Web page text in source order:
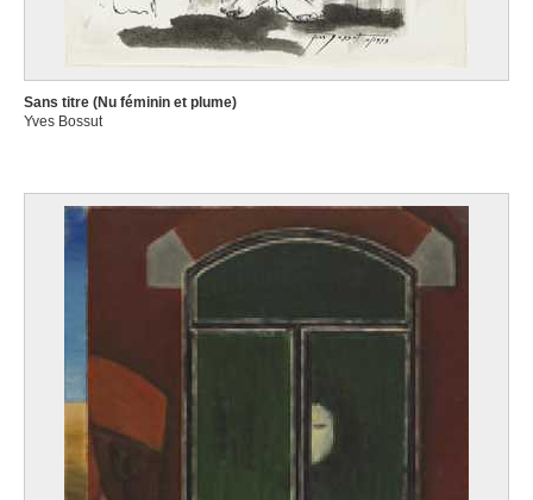
Sans titre (Nu féminin et plume)
Yves Bossut